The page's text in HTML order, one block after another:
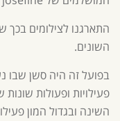
התארגנו לצילומים בכך
השונים.
בפועל זה היה סשן שבו
פעילויות ופעולות שונות
השינה ובגדול המון